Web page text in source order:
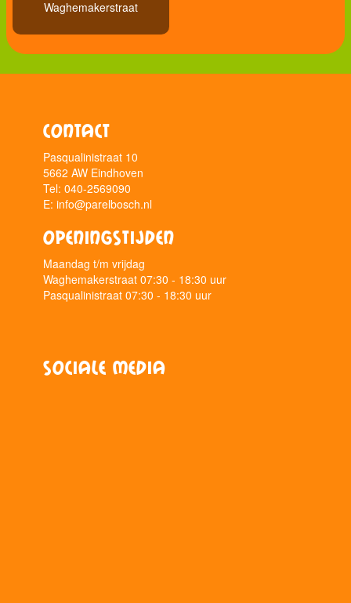
Waghemakerstraat
Contact
Pasqualinistraat 10
5662 AW Eindhoven
Tel: 040-2569090
E: info@parelbosch.nl
Openingstijden
Maandag t/m vrijdag
Waghemakerstraat 07:30 - 18:30 uur
Pasqualinistraat 07:30 - 18:30 uur
Sociale media